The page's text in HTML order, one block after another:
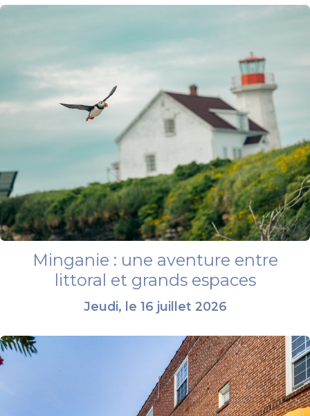
Minganie : une aventure entre
littoral et grands espaces
Jeudi, le 16 juillet 2026